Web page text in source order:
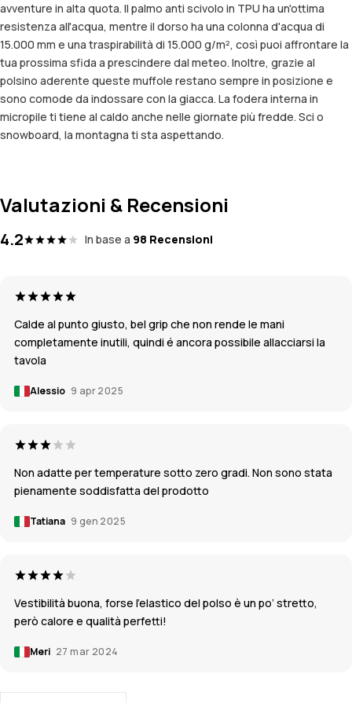
avventure in alta quota. Il palmo anti scivolo in TPU ha un'ottima
resistenza all'acqua, mentre il dorso ha una colonna d'acqua di
15.000 mm e una traspirabilità di 15.000 g/m², così puoi affrontare la
tua prossima sfida a prescindere dal meteo. Inoltre, grazie al
polsino aderente queste muffole restano sempre in posizione e
sono comode da indossare con la giacca. La fodera interna in
micropile ti tiene al caldo anche nelle giornate più fredde. Sci o
snowboard, la montagna ti sta aspettando.
Valutazioni & Recensioni
4.2 In base a 98 Recensioni
Calde al punto giusto, bel grip che non rende le mani
completamente inutili, quindi é ancora possibile allacciarsi la
tavola
Alessio 9 apr 2025
Non adatte per temperature sotto zero gradi. Non sono stata
pienamente soddisfatta del prodotto
Tatiana 9 gen 2025
Vestibilità buona, forse l’elastico del polso è un po’ stretto,
però calore e qualità perfetti!
Meri 27 mar 2024